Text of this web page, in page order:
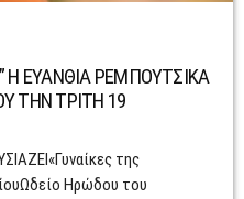
Η ΕΥΑΝΘΙΑ ΡΕΜΠΟΥΤΣΙΚΑ
ΤΗΝ ΤΡΙΤΗ 19
της
Ηρώδου του